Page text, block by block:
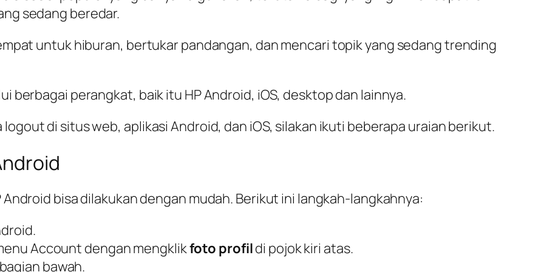
sedang beredar.
untuk hiburan, bertukar pandangan, dan mencari topik yang sedang trending
berbagai perangkat, baik itu HP Android, iOS, desktop dan lainnya.
di situs web, aplikasi Android, dan iOS, silakan ikuti beberapa uraian berikut.
Android bisa dilakukan dengan mudah. Berikut ini langkah-langkahnya:
Account dengan mengklikfoto profildi pojok kiri atas.
bawah.